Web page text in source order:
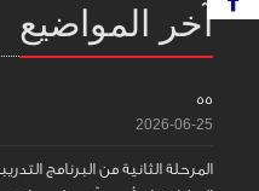
آخر المواضيع
55
2026-06-25
المرحلة الثانية من البرنامج